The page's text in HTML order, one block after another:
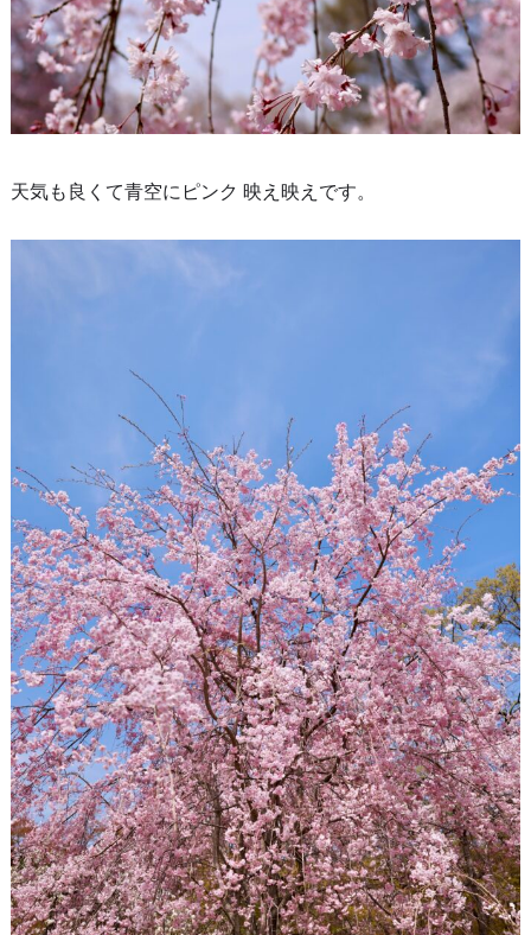
天気も良くて青空にピンク 映え映えです。